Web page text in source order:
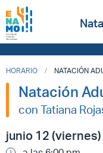
HORARIO NATACIÓN
Natación
con Tatiana
junio 12 (viernes)